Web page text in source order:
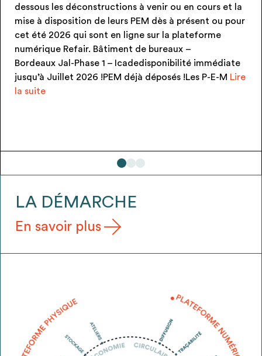
ou en cours et la
à présent ou pour
la plateforme
–
immédiate
!Les P-E-MLire
produit)disponibilité immédiate
!!! PEM neufs et jamais posés !
gratuitement via une
signée au moment de la
Candélabre KUMA (7u)
LA DÉMARCHE
En savoir plus